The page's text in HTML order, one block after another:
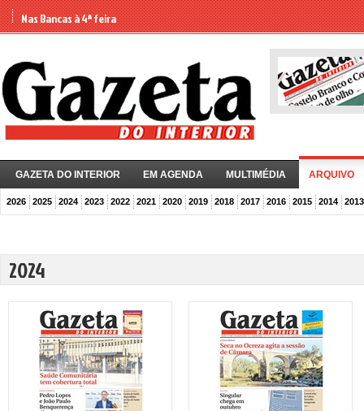
Nas Bancas à 4ª feira
GAZETA DO INTERIOR EM AGENDA MULTIMÉDIA ARQUIVO
2026 2025 2024 2023 2022 2021 2020 2019 2018 2017 2016 2015 2014 2013
2024